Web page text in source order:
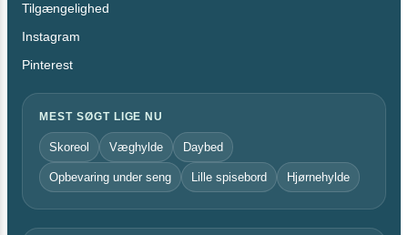
Tilgængelighed
Instagram
Pinterest
MEST SØGT LIGE NU
Skoreol Væghylde Daybed
Opbevaring under seng Lille spisebord Hjørnehylde